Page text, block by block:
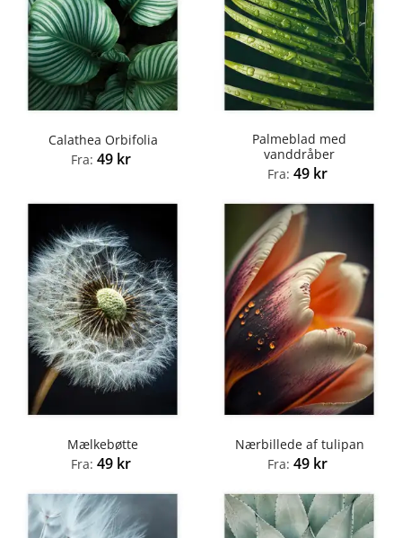
Calathea Orbifolia
Fra: 49 kr
Palmeblad med
vanddråber
Fra: 49 kr
Mælkebøtte
Fra: 49 kr
Nærbillede af tulipan
Fra: 49 kr